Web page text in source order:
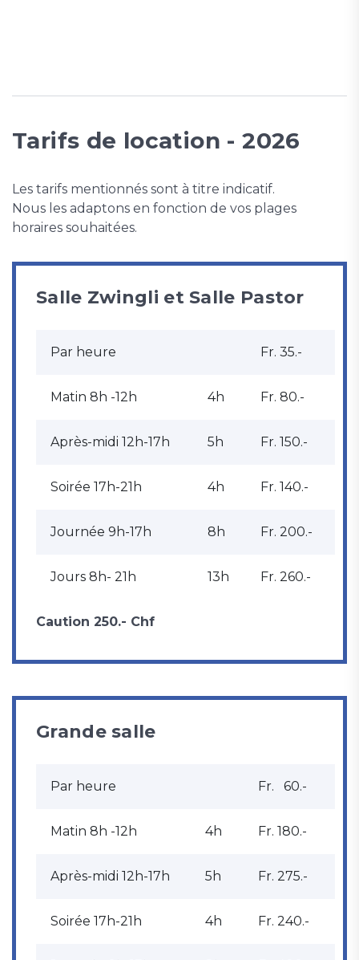
Tarifs de location - 2026
Les tarifs mentionnés sont à titre indicatif.
Nous les adaptons en fonction de vos plages
horaires souhaitées.
Salle Zwingli et Salle Pastor
Par heure Fr. 35.-
Matin 8h -12h 4h Fr. 80.-
Après-midi 12h-17h 5h Fr. 150.-
Soirée 17h-21h 4h Fr. 140.-
Journée 9h-17h 8h Fr. 200.-
Jours 8h- 21h 13h Fr. 260.-
Caution 250.- Chf
Grande salle
Par heure Fr. 60.-
Matin 8h -12h 4h Fr. 180.-
Après-midi 12h-17h 5h Fr. 275.-
Soirée 17h-21h 4h Fr. 240.-